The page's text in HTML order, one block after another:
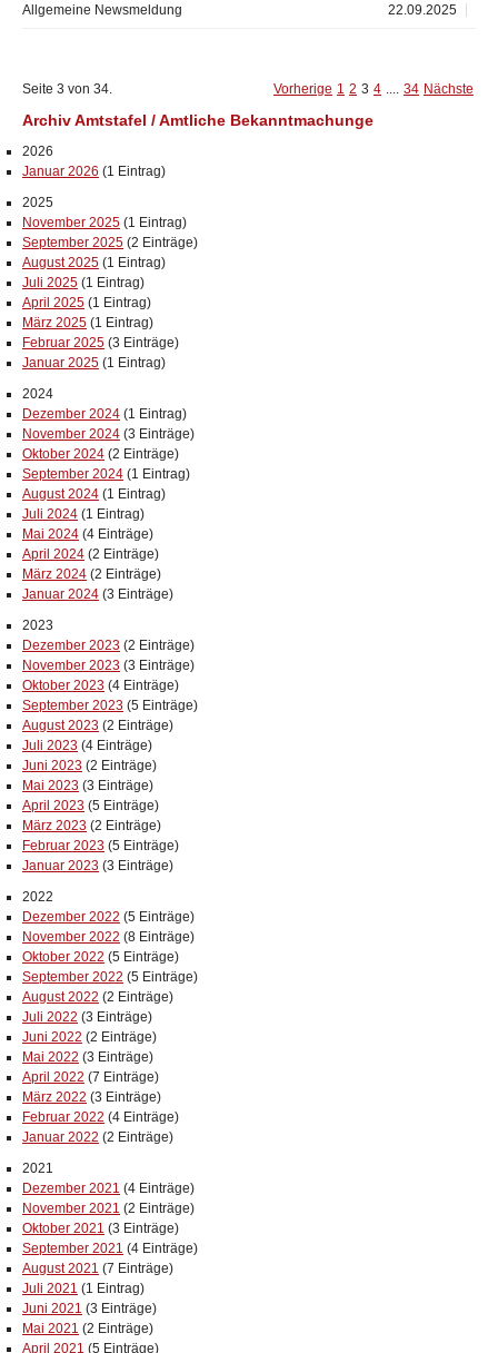
22.09.2025
Allgemeine Newsmeldung
Seite 3 von 34. Vorherige 1 2 3 4 .... 34 Nächste
Archiv Amtstafel / Amtliche Bekanntmachunge
2026
Januar 2026 (1 Eintrag)
2025
November 2025 (1 Eintrag)
September 2025 (2 Einträge)
August 2025 (1 Eintrag)
Juli 2025 (1 Eintrag)
April 2025 (1 Eintrag)
März 2025 (1 Eintrag)
Februar 2025 (3 Einträge)
Januar 2025 (1 Eintrag)
2024
Dezember 2024 (1 Eintrag)
November 2024 (3 Einträge)
Oktober 2024 (2 Einträge)
September 2024 (1 Eintrag)
August 2024 (1 Eintrag)
Juli 2024 (1 Eintrag)
Mai 2024 (4 Einträge)
April 2024 (2 Einträge)
März 2024 (2 Einträge)
Januar 2024 (3 Einträge)
2023
Dezember 2023 (2 Einträge)
November 2023 (3 Einträge)
Oktober 2023 (4 Einträge)
September 2023 (5 Einträge)
August 2023 (2 Einträge)
Juli 2023 (4 Einträge)
Juni 2023 (2 Einträge)
Mai 2023 (3 Einträge)
April 2023 (5 Einträge)
März 2023 (2 Einträge)
Februar 2023 (5 Einträge)
Januar 2023 (3 Einträge)
2022
Dezember 2022 (5 Einträge)
November 2022 (8 Einträge)
Oktober 2022 (5 Einträge)
September 2022 (5 Einträge)
August 2022 (2 Einträge)
Juli 2022 (3 Einträge)
Juni 2022 (2 Einträge)
Mai 2022 (3 Einträge)
April 2022 (7 Einträge)
März 2022 (3 Einträge)
Februar 2022 (4 Einträge)
Januar 2022 (2 Einträge)
2021
Dezember 2021 (4 Einträge)
November 2021 (2 Einträge)
Oktober 2021 (3 Einträge)
September 2021 (4 Einträge)
August 2021 (7 Einträge)
Juli 2021 (1 Eintrag)
Juni 2021 (3 Einträge)
Mai 2021 (2 Einträge)
April 2021 (5 Einträge)